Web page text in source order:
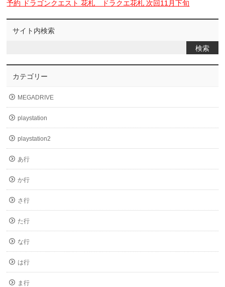
予約 ドラゴンクエスト 花札 ドラクエ花札 次回11月下旬
サイト内検索
カテゴリー
MEGADRIVE
playstation
playstation2
あ行
か行
さ行
た行
な行
は行
ま行